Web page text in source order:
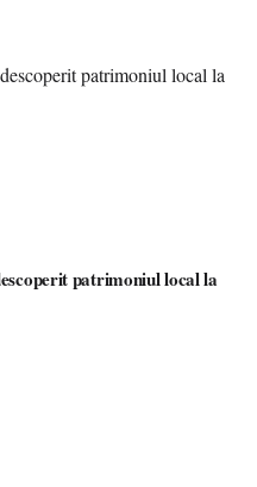
patrimoniul local la